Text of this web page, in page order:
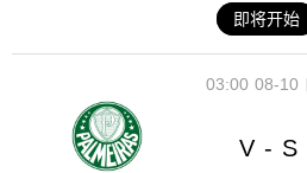
即将开始
08-10
03:00
V - S